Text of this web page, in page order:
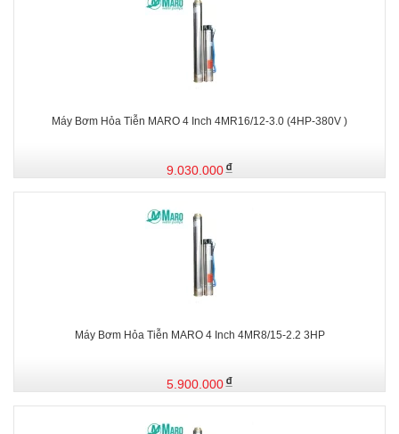
Máy Bơm Hỏa Tiễn MARO 4 Inch 4MR16/12-3.0 (4HP-380V )
9.030.000
Máy Bơm Hỏa Tiễn MARO 4 Inch 4MR8/15-2.2 3HP
5.900.000